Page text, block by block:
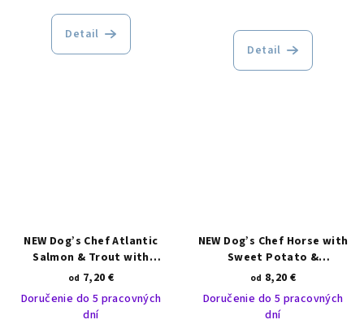
Detail
Detail
NEW Dog’s Chef Atlantic
Salmon & Trout with
Asparagus SMALL BREED
od 7,20 €
Doručenie do 5 pracovných
dní
NEW Dog’s Chef Horse with
Sweet Potato &
Pomegranate ADULT
od 8,20 €
Doručenie do 5 pracovných
dní